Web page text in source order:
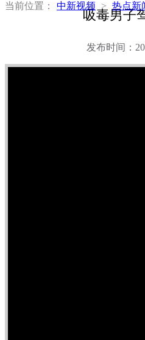
当前位置： 中新视频 > 热点新
吸毒男子
发布时间：